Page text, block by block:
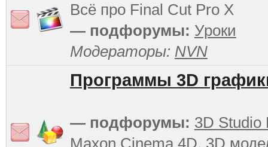
Всё про Final Cut Pro X
— подфорумы: Уроки
Модераторы: NVN
Программы 3D
— подфорумы: 3D Studio
Maxon Cinema 4D, 3D